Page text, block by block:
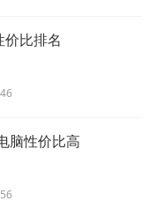
价比排名
脑性价比高